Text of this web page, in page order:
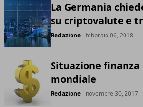
La Germania
su criptovalute e
Redazione- febbraio 06, 2018
Situazione
mondiale
Redazione- novembre 30, 2017